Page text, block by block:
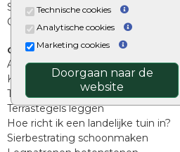
Technische cookies
Analytische cookies
Marketing cookies
Doorgaan naar de
website
Split, grind en zand
Oprit tegels
Overig
Aanbiedingen
Kunstgras
Tuintegels outlet
Terrastegels leggen
Hoe richt ik een landelijke tuin in?
Sierbestrating schoonmaken